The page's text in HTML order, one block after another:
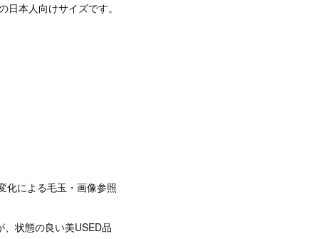
日本人向けサイズです。
化による毛玉・画像参照
状態の良い美USED品